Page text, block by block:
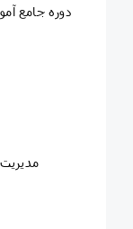
دوره جامع
💠